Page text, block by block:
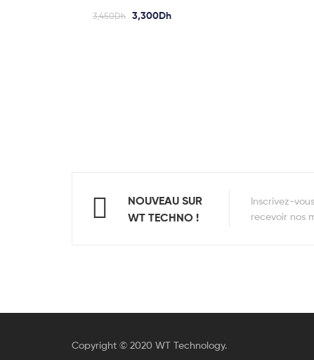
3,450Dh 3,300Dh
NOUVEAU SUR
WT TECHNO !
Inscrivez-
recevoir nos
Copyright © 2020 WT Technology.